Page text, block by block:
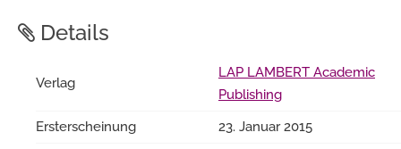
Details
Verlag
LAP LAMBERT Academic
Publishing
Ersterscheinung
23. Januar 2015